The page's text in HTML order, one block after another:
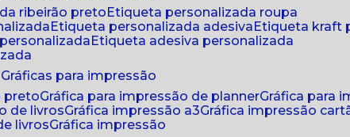
ribeirão preto
etiqueta personalizada roupa
etiqueta personalizada adesiva
etiqueta kraft
etiqueta adesiva personalizada
gráficas para impressão
preto gráfica para impressão de planner
gráfica para
de livros gráfica impressão a3
gráfica impressão
livros
gráfica impressão